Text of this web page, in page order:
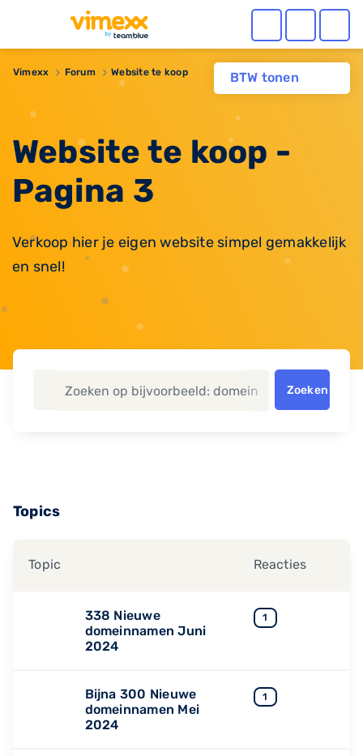
BTW tonen
Vimexx Forum Website te koop
Website te koop -
Pagina 3
Verkoop hier je eigen website simpel gemakkelijk
en snel!
Zoeken
Topics
Topic Reacties
338 Nieuwe
domeinnamen Juni
2024
1
Bijna 300 Nieuwe
domeinnamen Mei
2024
1